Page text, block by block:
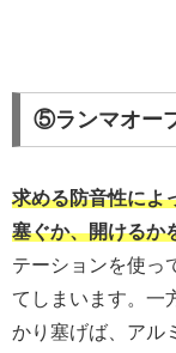
⑤ランマオー
求める防音性によ
塞ぐか、開けるか
テーションを使っ
てしまいます。一
かり塞げば、アル